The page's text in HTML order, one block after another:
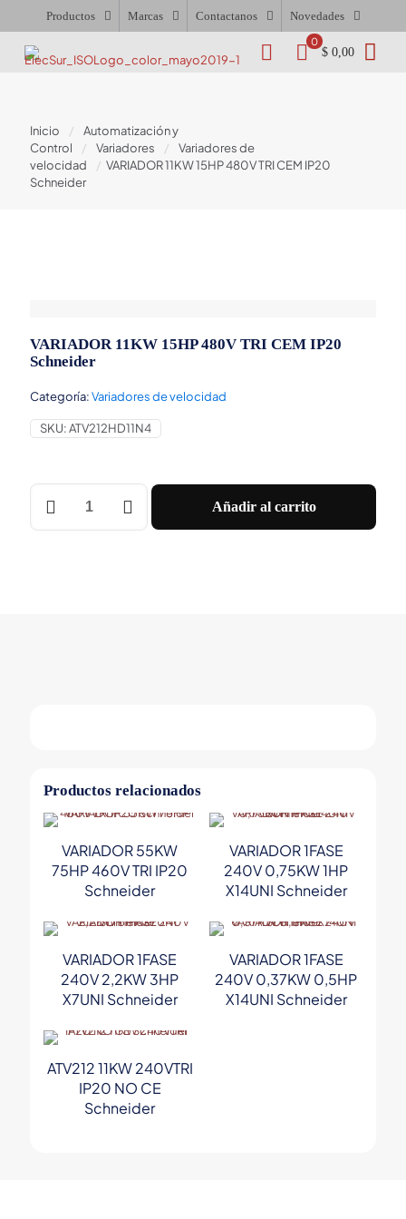
Productos Marcas Contactanos Novedades
0
$ 0,00
Inicio /
Automatización y
Control
/ Variadores /
Variadores de
velocidad
/ VARIADOR 11KW 15HP 480V TRI CEM IP20
Schneider
VARIADOR 11KW 15HP 480V TRI CEM IP20
Schneider
Categoría:Variadores de velocidad
SKU:ATV212HD11N4
VARIADOR
15HP
Añadir al carrito
Productos relacionados
VARIADOR 55KW
75HP 460V TRI IP20
Schneider
VARIADOR 1FASE
240V 0,75KW 1HP
X14UNI Schneider
VARIADOR 1FASE
240V 2,2KW 3HP
X7UNI Schneider
VARIADOR 1FASE
240V 0,37KW 0,5HP
X14UNI Schneider
ATV212 11KW 240VTRI
IP20 NO CE
Schneider